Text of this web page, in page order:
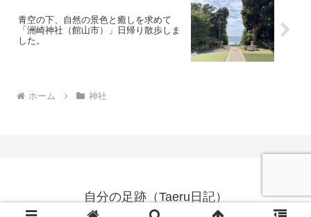
青空の下、自然の景色と癒しを求めて
「洲崎神社（館山市）」日帰り散歩しま
した。
ホーム 神社
自分の足跡（Taeru日記）